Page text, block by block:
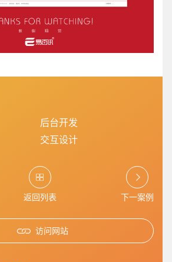
后台开发
交互设计
返回列表 下一案例
访问网站